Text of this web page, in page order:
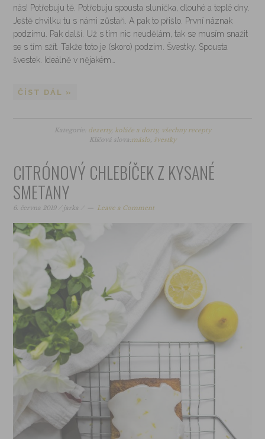
nás! Potřebuju tě. Potřebuju spousta sluníčka, dlouhé a teplé dny.
Ještě chvilku tu s námi zůstaň. A pak to přišlo. První náznak
podzimu. Pak další. Už s tím nic neudělám, tak se musím snažit
se s tím sžít. Takže toto je (skoro) podzim. Švestky. Spousta
švestek. Ideálně v nějakém…
ČÍST DÁL »
Kategorie: dezerty, koláče a dorty, všechny recepty
Klíčová slova:máslo, švestky
CITRÓNOVÝ CHLEBÍČEK Z KYSANÉ
SMETANY
6. června 2019/ jarka Leave a Comment